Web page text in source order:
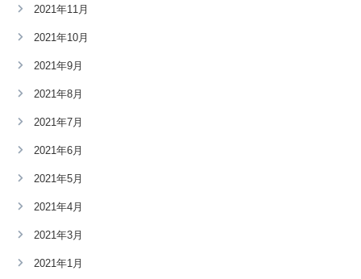
2021年11月
2021年10月
2021年9月
2021年8月
2021年7月
2021年6月
2021年5月
2021年4月
2021年3月
2021年1月